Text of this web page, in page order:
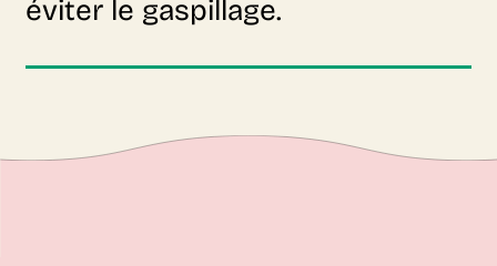
éviter le gaspillage.